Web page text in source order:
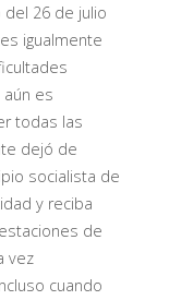
del 26 de julio
igualmente
es
todas las
dejó de
socialista de
y reciba
de
vez
cuando